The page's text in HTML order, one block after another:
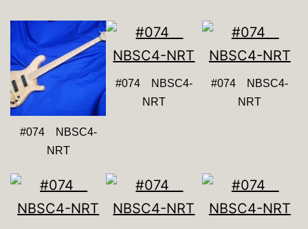
#074 NBSC4-
NRT
#074 NBSC4-
NRT
#074 NBSC4-
NRT